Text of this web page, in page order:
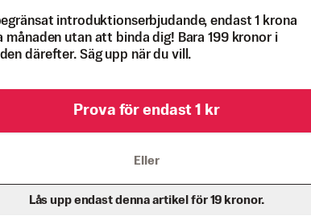
introduktionserbjudande, endast 1 krona
månaden utan att binda dig! Bara 199 kronor i
därefter. Säg upp när du vill.
Prova för endast 1 kr
Eller
Lås upp endast denna artikel för 19 kronor.